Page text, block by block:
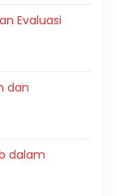
Evaluasi
dan
dalam